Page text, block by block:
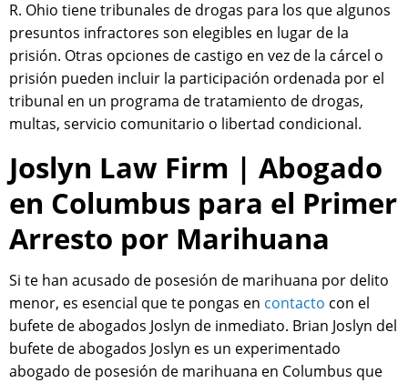
R. Ohio tiene tribunales de drogas para los que algunos
presuntos infractores son elegibles en lugar de la
prisión. Otras opciones de castigo en vez de la cárcel o
prisión pueden incluir la participación ordenada por el
tribunal en un programa de tratamiento de drogas,
multas, servicio comunitario o libertad condicional.
Joslyn Law Firm | Abogado
en Columbus para el Primer
Arresto por Marihuana
Si te han acusado de posesión de marihuana por delito
menor, es esencial que te pongas en contacto con el
bufete de abogados Joslyn de inmediato. Brian Joslyn del
bufete de abogados Joslyn es un experimentado
abogado de posesión de marihuana en Columbus que